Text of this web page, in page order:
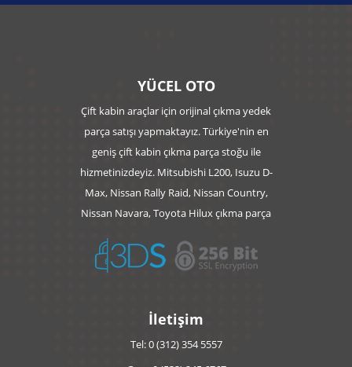
YÜCEL OTO
Çift kabin araçlar için orijinal çıkma yedek
parça satışı yapmaktayız. Türkiye'nin en
geniş çift kabin çıkma parça stoğu ile
hizmetinizdeyiz. Mitsubishi L200, Isuzu D-
Max, Nissan Rally Raid, Nissan Country,
Nissan Navara, Toyota Hilux çıkma parça
İletişim
Tel: 0 (312) 354 5557